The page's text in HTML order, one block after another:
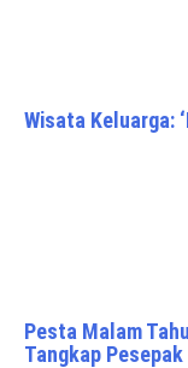
Wisata Keluarga:
Pesta Malam
Tangkap